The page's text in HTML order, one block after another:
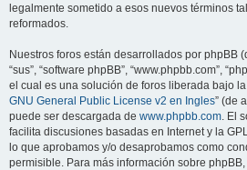
legalmente sometido a esos nuevos términos
reformados.
Nuestros foros están desarrollados por phpBB
“sus”, “software phpBB”, “www.phpbb.com”,
el cual es una solución de foros liberada bajo la
GNU General Public License v2 en Ingles” (de
puede ser descargada de www.phpbb.com. El
facilita discusiones basadas en Internet y la
lo que aprobamos y/o desaprobamos como
permisible. Para más información sobre